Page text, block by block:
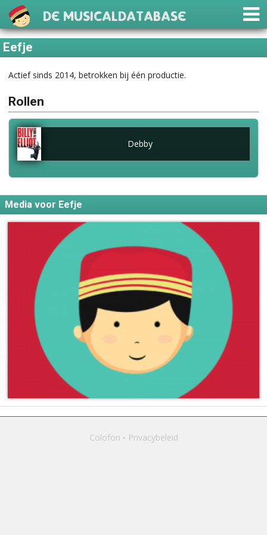
De Musicaldatabase
Eefje
Actief sinds 2014, betrokken bij één productie.
Rollen
Debby
Media voor Eefje
Colofon Privacybeleid